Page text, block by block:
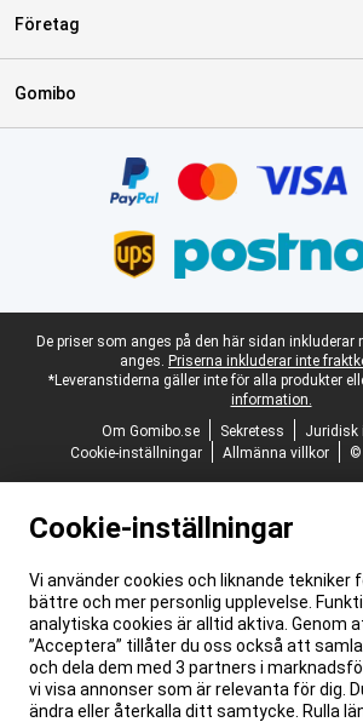
Företag
Gomibo
Juridisk fotnot
De priser som anges på den här sidan
anges. Priserna inkluderar inte
*Leveranstiderna gäller inte för alla produkter
information.
Om Gomibo.se
Sekretess
Juridisk
Cookie-inställningar
Allmänna villkor ©
Cookie-inställningar
Vi använder cookies och liknande tekniker
bättre och mer personlig upplevelse.
analytiska cookies är alltid aktiva. Genom
”Acceptera” tillåter du oss också att
och dela dem med 3 partners i
vi visa annonser som är relevanta för dig.
ändra eller återkalla ditt samtycke. Rulla